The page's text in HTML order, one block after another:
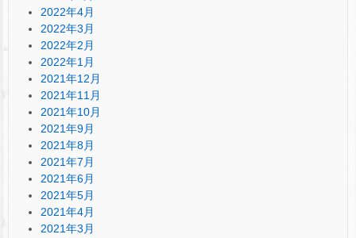
2022年4月
2022年3月
2022年2月
2022年1月
2021年12月
2021年11月
2021年10月
2021年9月
2021年8月
2021年7月
2021年6月
2021年5月
2021年4月
2021年3月